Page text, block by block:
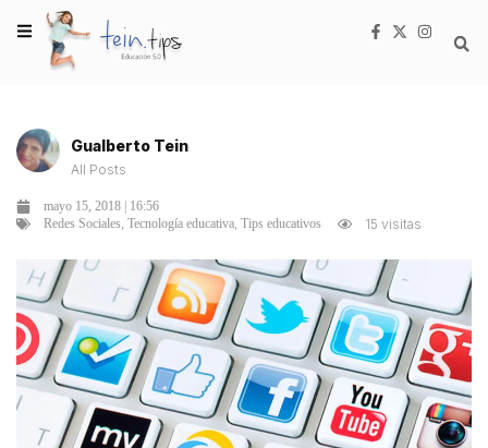
Gualberto Tein
All Posts
mayo 15, 2018 | 16:56
Redes Sociales, Tecnología educativa, Tips educativos 15 visitas